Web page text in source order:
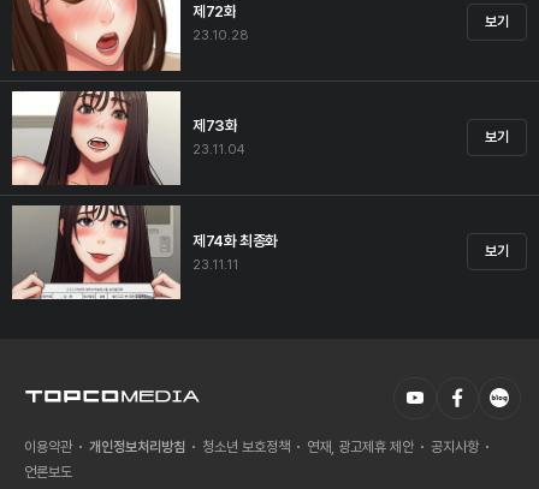
제72화
23.10.28
보기
제73화
23.11.04
보기
제74화 최종화
23.11.11
보기
이용약관 개인정보처리방침 청소년 보호정책 연재, 광고제휴 제안
공지사항
언론보도